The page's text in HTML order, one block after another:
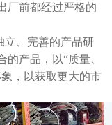
厂前都经过严格的
立、完善的产品研
产品，以“质量、
，以获取更大的市